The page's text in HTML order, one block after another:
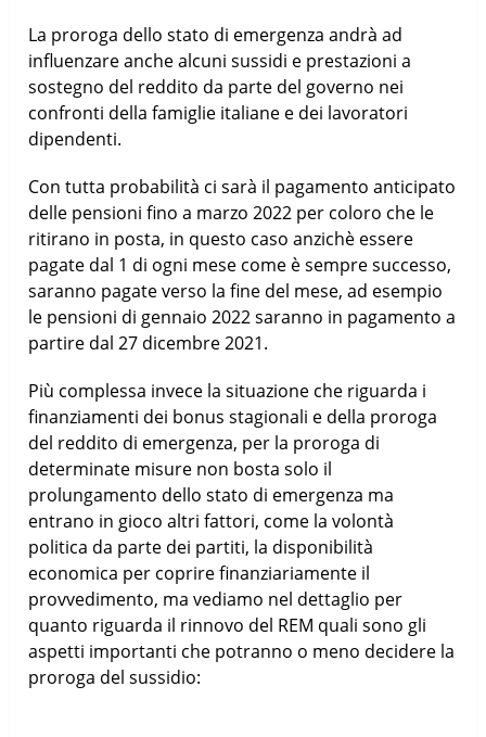
La proroga dello stato di emergenza andrà ad
influenzare anche alcuni sussidi e prestazioni a
sostegno del reddito da parte del governo nei
confronti della famiglie italiane e dei lavoratori
dipendenti.
Con tutta probabilità ci sarà il pagamento anticipato
delle pensioni fino a marzo 2022 per coloro che le
ritirano in posta, in questo caso anzichè essere
pagate dal 1 di ogni mese come è sempre successo,
saranno pagate verso la fine del mese, ad esempio
le pensioni di gennaio 2022 saranno in pagamento a
partire dal 27 dicembre 2021.
Più complessa invece la situazione che riguarda i
finanziamenti dei bonus stagionali e della proroga
del reddito di emergenza, per la proroga di
determinate misure non bosta solo il
prolungamento dello stato di emergenza ma
entrano in gioco altri fattori, come la volontà
politica da parte dei partiti, la disponibilità
economica per coprire finanziariamente il
provvedimento, ma vediamo nel dettaglio per
quanto riguarda il rinnovo del REM quali sono gli
aspetti importanti che potranno o meno decidere la
proroga del sussidio: